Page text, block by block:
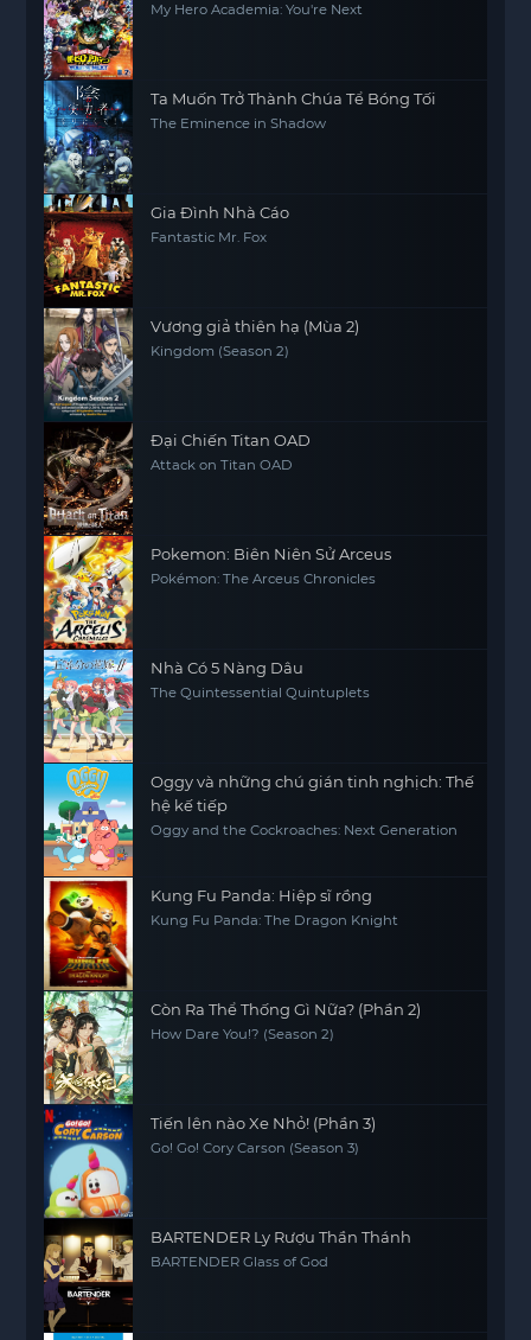
My Hero Academia: You're Next
Ta Muốn Trở Thành Chúa Tể Bóng Tối
The Eminence in Shadow
Gia Đình Nhà Cáo
Fantastic Mr. Fox
Vương giả thiên hạ (Mùa 2)
Kingdom (Season 2)
Đại Chiến Titan OAD
Attack on Titan OAD
Pokemon: Biên Niên Sử Arceus
Pokémon: The Arceus Chronicles
Nhà Có 5 Nàng Dâu
The Quintessential Quintuplets
Oggy và những chú gián tinh nghịch: Thế
hệ kế tiếp
Oggy and the Cockroaches: Next Generation
Kung Fu Panda: Hiệp sĩ rồng
Kung Fu Panda: The Dragon Knight
Còn Ra Thể Thống Gì Nữa? (Phần 2)
How Dare You!? (Season 2)
Tiến lên nào Xe Nhỏ! (Phần 3)
Go! Go! Cory Carson (Season 3)
BARTENDER Ly Rượu Thần Thánh
BARTENDER Glass of God